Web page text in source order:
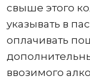
свыше этого
указывать в
оплачивать
ввозимого